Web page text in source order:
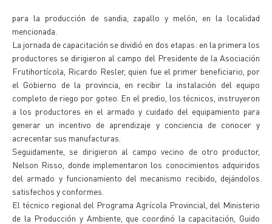
para la producción de sandia, zapallo y melón, en la localidad
mencionada.
La jornada de capacitación se dividió en dos etapas: en la primera los
productores se dirigieron al campo del Presidente de la Asociación
Frutihortícola, Ricardo Resler, quien fue el primer beneficiario, por
el Gobierno de la provincia, en recibir la instalación del equipo
completo de riego por goteo. En el predio, los técnicos, instruyeron
a los productores en el armado y cuidado del equipamiento para
generar un incentivo de aprendizaje y conciencia de conocer y
acrecentar sus manufacturas.
Seguidamente, se dirigieron al campo vecino de otro productor,
Nelson Risso, donde implementaron los conocimientos adquiridos
del armado y funcionamiento del mecanismo recibido, dejándolos
satisfechos y conformes.
El técnico regional del Programa Agrícola Provincial, del Ministerio
de la Producción y Ambiente, que coordinó la capacitación, Guido